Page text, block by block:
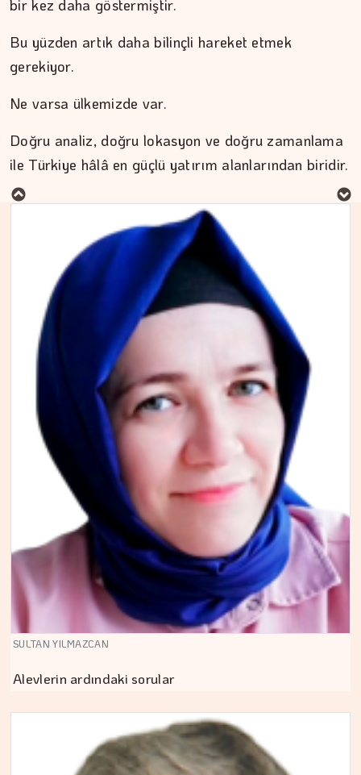
bir kez daha göstermiştir.
Bu yüzden artık daha bilinçli hareket etmek
gerekiyor.
Ne varsa ülkemizde var.
Doğru analiz, doğru lokasyon ve doğru zamanlama
ile Türkiye hâlâ en güçlü yatırım alanlarından biridir.
MURAT DOĞAN
Aç kalan sadece mideniz…
SULTAN YILMAZCAN
Alevlerin ardındaki sorular